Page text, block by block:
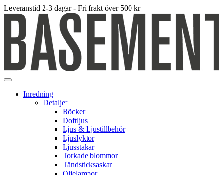
Leveranstid 2-3 dagar - Fri frakt över 500 kr
Inredning
Detaljer
Böcker
Doftljus
Ljus & Ljustillbehör
Ljuslyktor
Ljusstakar
Torkade blommor
Tändsticksaskar
Oljelampor